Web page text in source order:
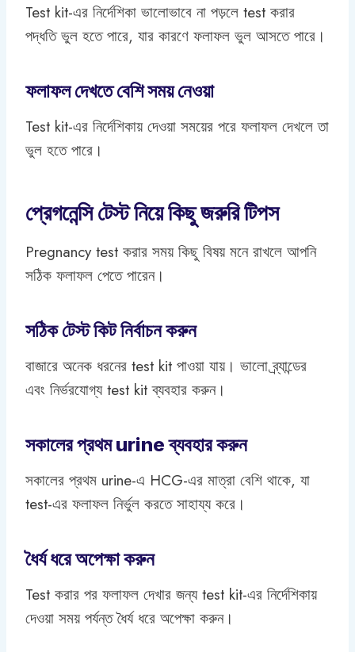
Test kit-এর নির্দেশিকা ভালোভাবে না পড়লে test করার
পদ্ধতি ভুল হতে পারে, যার কারণে ফলাফল ভুল আসতে পারে।
ফলাফল দেখতে বেশি সময় নেওয়া
Test kit-এর নির্দেশিকায় দেওয়া সময়ের পরে ফলাফল দেখলে তা
ভুল হতে পারে।
প্রেগনেন্সি টেস্ট নিয়ে কিছু জরুরি টিপস
Pregnancy test করার সময় কিছু বিষয় মনে রাখলে আপনি
সঠিক ফলাফল পেতে পারেন।
সঠিক টেস্ট কিট নির্বাচন করুন
বাজারে অনেক ধরনের test kit পাওয়া যায়। ভালো ব্র্যান্ডের
এবং নির্ভরযোগ্য test kit ব্যবহার করুন।
সকালের প্রথম urine ব্যবহার করুন
সকালের প্রথম urine-এ HCG-এর মাত্রা বেশি থাকে, যা
test-এর ফলাফল নির্ভুল করতে সাহায্য করে।
ধৈর্য ধরে অপেক্ষা করুন
Test করার পর ফলাফল দেখার জন্য test kit-এর নির্দেশিকায়
দেওয়া সময় পর্যন্ত ধৈর্য ধরে অপেক্ষা করুন।